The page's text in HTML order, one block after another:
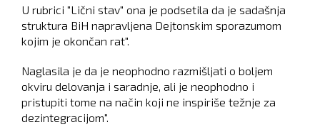
U rubrici "Lični stav" ona je podsetila da je sadašnja
struktura BiH napravljena Dejtonskim sporazumom
kojim je okončan rat".
Naglasila je da je neophodno razmišljati o boljem
okviru delovanja i saradnje, ali je neophodno i
pristupiti tome na način koji ne inspiriše težnje za
dezintegracijom".